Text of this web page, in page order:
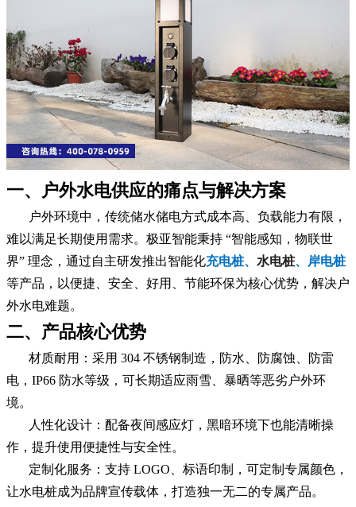
一、户外水电供应的痛点与解决方案
户外环境中，传统储水储电方式成本高、负载能力有限，
难以满足长期使用需求。极亚智能秉持 “智能感知，物联世
界” 理念，通过自主研发推出智能化充电桩、 水电桩、岸电桩
等产品，以便捷、安全、好用、节能环保为核心优势，解决户
外水电难题。
二、产品核心优势
材质耐用：采用 304 不锈钢制造，防水、防腐蚀、防雷
电，IP66 防水等级，可长期适应雨雪、暴晒等恶劣户外环
境。
人性化设计：配备夜间感应灯，黑暗环境下也能清晰操
作，提升使用便捷性与安全性。
定制化服务：支持 LOGO、标语印制，可定制专属颜色，
让水电桩成为品牌宣传载体，打造独一无二的专属产品。